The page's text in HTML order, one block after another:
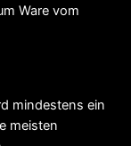
Ware vom
mindestens ein
meisten